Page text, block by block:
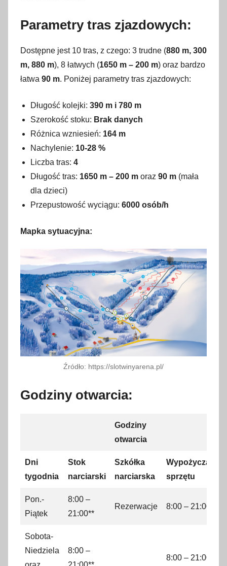
Parametry tras zjazdowych:
Dostępne jest 10 tras, z czego: 3 trudne (880 m, 300
m, 880 m), 8 łatwych (1650 m – 200 m) oraz bardzo
łatwa 90 m. Poniżej parametry tras zjazdowych:
Długość kolejki: 390 m i 780 m
Szerokość stoku: Brak danych
Różnica wzniesień: 164 m
Nachylenie: 10-28 %
Liczba tras: 4
Długość tras: 1650 m – 200 m oraz 90 m (mała
dla dzieci)
Przepustowość wyciągu: 6000 osób/h
Mapka sytuacyjna:
Źródło: https://slotwinyarena.pl/
Godziny otwarcia:
Godziny
otwarcia
Dni
tygodnia
Stok
narciarski
Szkółka
narciarska
Wypożyczalnia
sprzętu
Pon.-
Piątek
8:00 –
21:00**
Rezerwacje 8:00 – 21:00
Sobota-
Niedziela
8:00 –
8:00 – 21:00